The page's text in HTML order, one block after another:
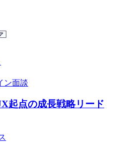
ン面談
起点の成長戦略リード